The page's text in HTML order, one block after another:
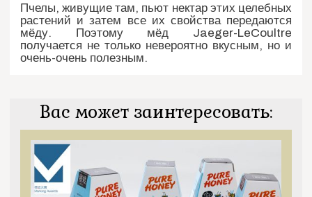
Пчелы, живущие там, пьют нектар этих целебных
растений и затем все их свойства передаются
мёду. Поэтому мёд Jaeger-LeCoultre
получается не только невероятно вкусным, но и
очень-очень полезным.
Вас может заинтересовать: